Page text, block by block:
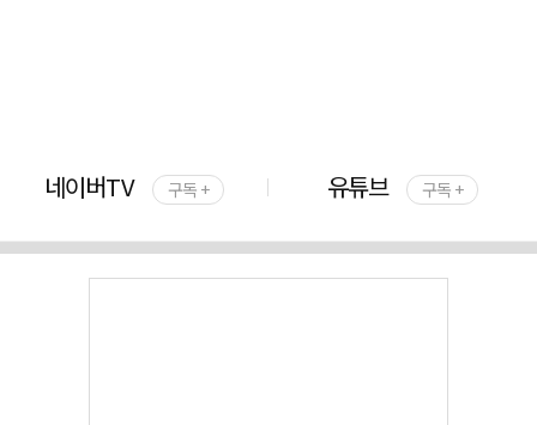
네이버TV 구독 + 유튜브 구독 +